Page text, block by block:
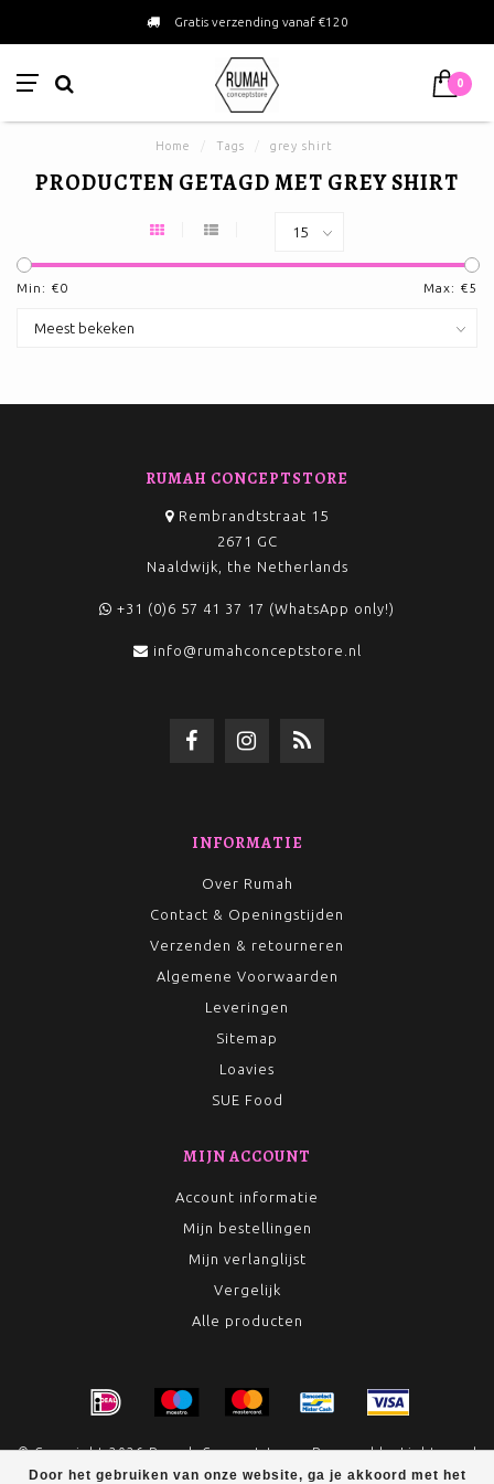
Gratis verzending vanaf €120
0
Home Tags grey shirt
PRODUCTEN GETAGD MET GREY SHIRT
Min: €0 Max: €5
Door het gebruiken van onze website, ga je akkoord met het
RUMAH CONCEPTSTORE
Rembrandtstraat 15
2671 GC
Naaldwijk, the Netherlands
+31 (0)6 57 41 37 17 (WhatsApp only!)
info@rumahconceptstore.nl
INFORMATIE
Over Rumah
Contact & Openingstijden
Verzenden & retourneren
Algemene Voorwaarden
Leveringen
Sitemap
Loavies
SUE Food
MIJN ACCOUNT
Account informatie
Mijn bestellingen
Mijn verlanglijst
Vergelijk
Alle producten
© Copyright 2026 Rumah Conceptstore - Powered byLightspeed
- Theme by Dyvelopment